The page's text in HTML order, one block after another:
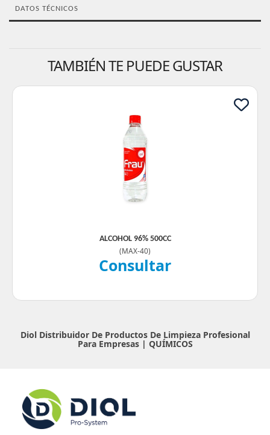
DATOS TÉCNICOS
TAMBIÉN TE PUEDE GUSTAR
ALCOHOL 96% 500CC
(MAX-40)
Consultar
Diol Distribuidor De Productos De Limpieza Profesional
Para Empresas | QUÍMICOS